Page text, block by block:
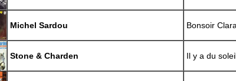
Michel Sardou Bonsoir Clara
Stone & Charden Il y a du